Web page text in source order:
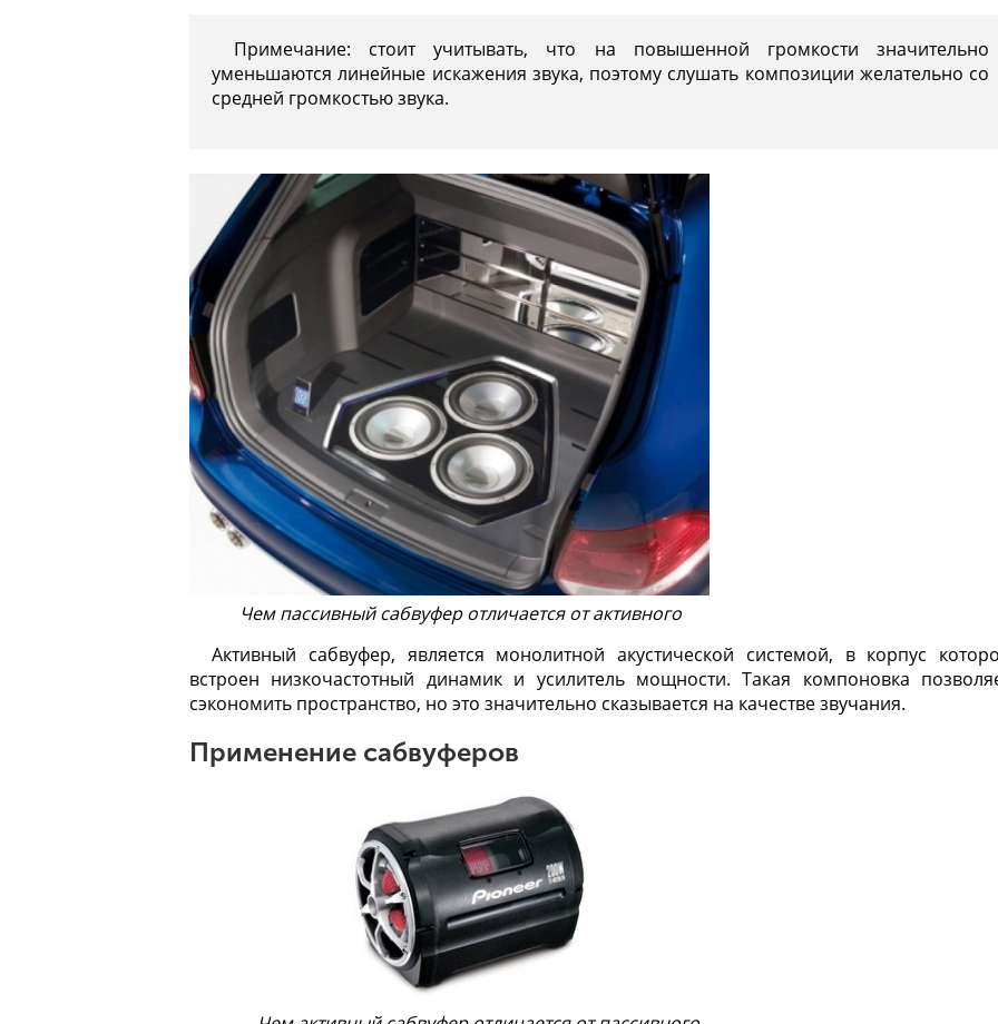
Примечание: стоит учитывать, что на повышенной громкости значительно
уменьшаются линейные искажения звука, поэтому слушать композиции желательно со
средней громкостью звука.
Чем пассивный сабвуфер отличается от активного
Активный сабвуфер, является монолитной акустической системой, в корпус
встроен низкочастотный динамик и усилитель мощности. Такая компоновка
сэкономить пространство, но это значительно сказывается на качестве звучания.
Применение сабвуферов